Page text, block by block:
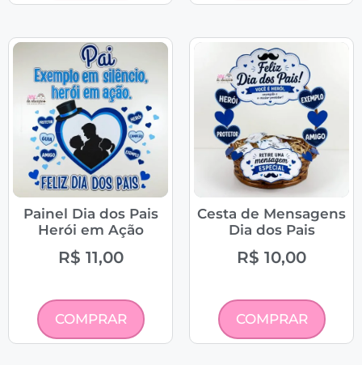
Painel Dia dos Pais
Herói em Ação
R$ 11,00
COMPRAR
Cesta de Mensagens
Dia dos Pais
R$ 10,00
COMPRAR